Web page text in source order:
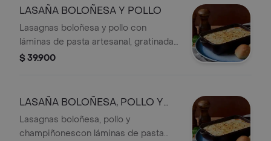
LASAÑA BOLOÑESA Y POLLO
Lasagnas boloñesa y pollo con
láminas de pasta artesanal, gratinadas
con mozzarella y parmesano.
$ 39.900
LASAÑA BOLOÑESA, POLLO Y
CHAMPIÑONES
Lasagnas boloñesa, pollo y
champiñonescon láminas de pasta